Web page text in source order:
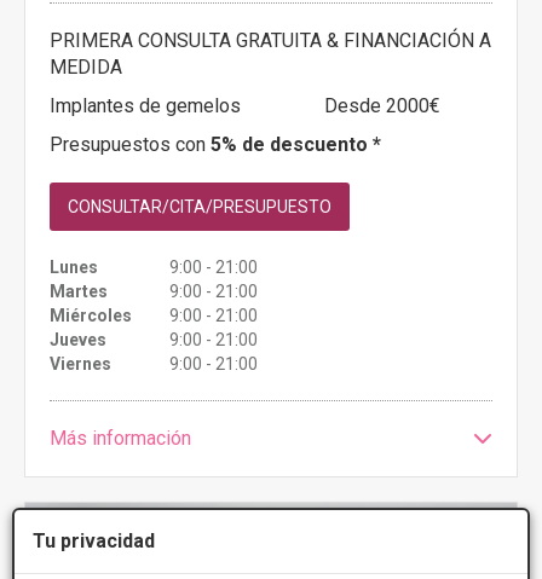
Tu privacidad
PRIMERA CONSULTA GRATUITA & FINANCIACIÓN A
MEDIDA
Implantes de gemelos
Desde 2000€
Presupuestos con 5% de descuento *
CONSULTAR/CITA/PRESUPUESTO
Lunes
9:00 - 21:00
Martes
9:00 - 21:00
Miércoles
9:00 - 21:00
Jueves
9:00 - 21:00
Viernes
9:00 - 21:00
Más información